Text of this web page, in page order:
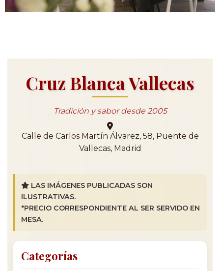
Cruz Blanca Vallecas
Tradición y sabor desde 2005
Calle de Carlos Martín Álvarez, 58, Puente de
Vallecas, Madrid
LAS IMÁGENES PUBLICADAS SON
ILUSTRATIVAS.
*PRECIO CORRESPONDIENTE AL SER SERVIDO EN
MESA.
Categorías